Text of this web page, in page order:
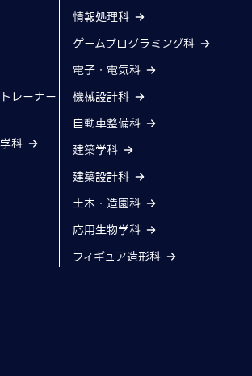
レーナー
科
情報処理科
ゲームプログラミング科
電子・電気科
機械設計科
自動車整備科
建築学科
建築設計科
土木・造園科
応用生物学科
フィギュア造形科